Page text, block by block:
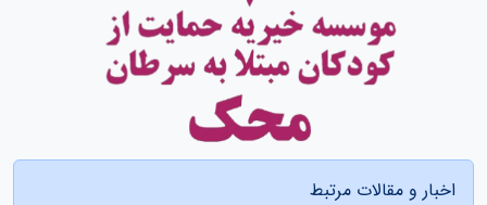
اخبار و مقالات مرتبط